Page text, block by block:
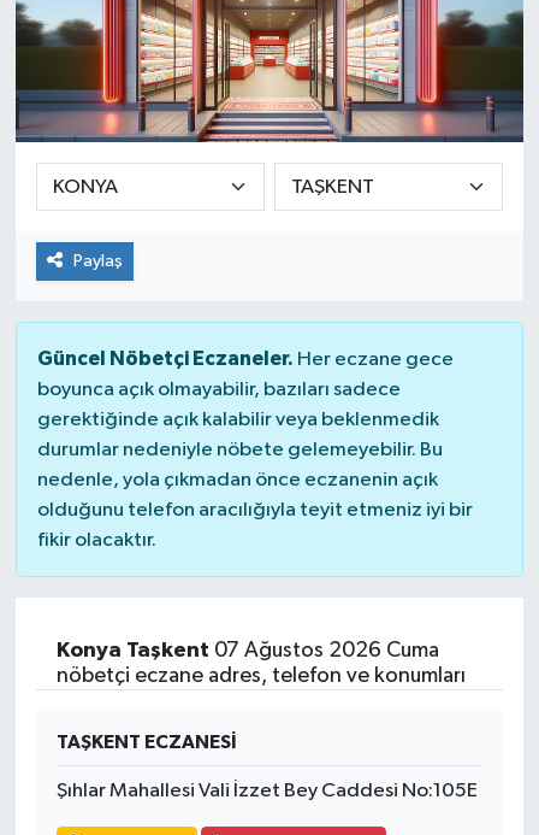
Paylaş
Güncel Nöbetçi Eczaneler. Her eczane gece
boyunca açık olmayabilir, bazıları sadece
gerektiğinde açık kalabilir veya beklenmedik
durumlar nedeniyle nöbete gelemeyebilir. Bu
nedenle, yola çıkmadan önce eczanenin açık
olduğunu telefon aracılığıyla teyit etmeniz iyi bir
fikir olacaktır.
Konya Taşkent 07 Ağustos 2026 Cuma
nöbetçi eczane adres, telefon ve konumları
TAŞKENT ECZANESİ
Şıhlar Mahallesi Vali İzzet Bey Caddesi No:105E
KAPAK
OSB
SEKTÖR
ŞİRKET PANO
SÖYLEŞİ
YAŞAM